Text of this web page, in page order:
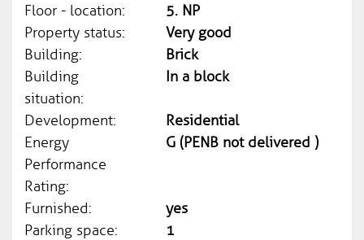
Floor - location:
5. NP
Property status:
Very good
Building:
Brick
Building
situation:
In a block
Development:
Residential
Energy
Performance
Rating:
G (PENB not delivered )
Furnished:
yes
Parking space:
1